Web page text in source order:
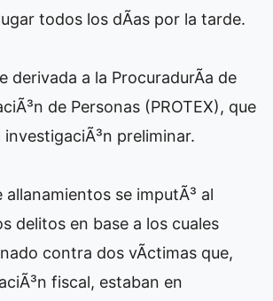
todos los dÃ­as por la tarde.
derivada a la ProcuradurÃ­a de
de Personas (PROTEX), que
preliminar.
allanamientos se imputÃ³ al
delitos en base a los cuales
contra dos vÃ­ctimas que,
fiscal, estaban en